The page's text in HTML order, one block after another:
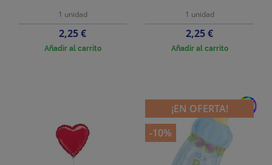
1 unidad
Precio
2,25 €
Añadir al carrito
1 unidad
Precio
2,25 €
Añadir al carrito
add
¡EN OFERTA!
-10%